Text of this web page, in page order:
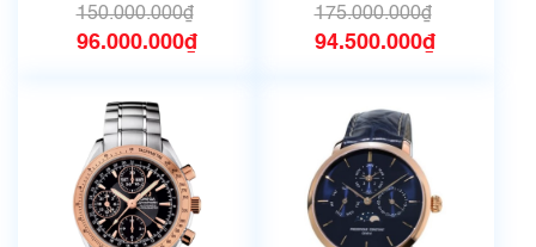
150.000.000₫
96.000.000₫
175.000.000₫
94.500.000₫